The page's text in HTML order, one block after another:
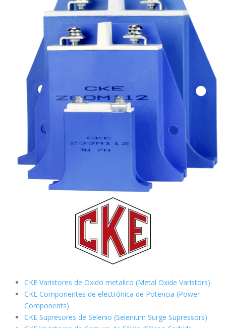
CKE Varistores de Oxido metalico (Metal Oxide Varistors)
CKE Componentes de electrónica de Potencia (Power
Components)
CKE Supresores de Selenio (Selenium Surge Supressors)